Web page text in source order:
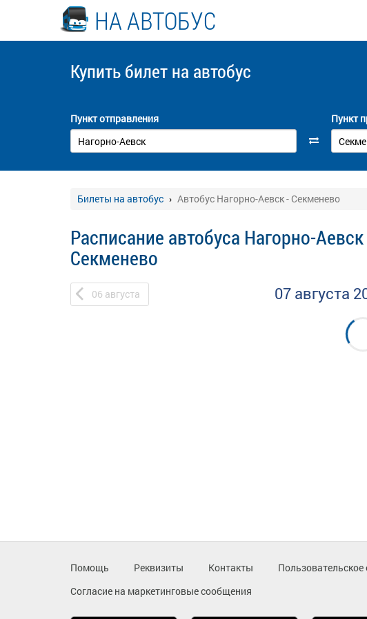
НА АВТОБУС
Купить билет на автобус
Пункт отправления Пункт
Билеты на автобус Автобус Нагорно-Аевск - Секменево
Расписание автобуса Нагорно-
Секменево
06 августа 07 августа
Помощь Реквизиты Контакты Пользовательское
Согласие на маркетинговые сообщения